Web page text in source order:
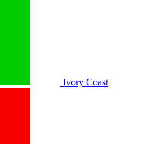
Ivory Coast